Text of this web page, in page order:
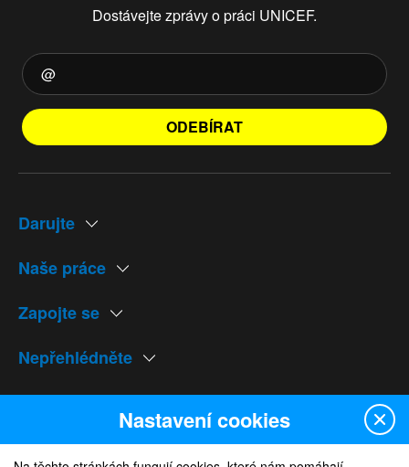
Dostávejte zprávy o práci UNICEF.
ODEBÍRAT
Darujte
Naše práce
Zapojte se
Nepřehlédněte
Naše weby
Nastavení cookies